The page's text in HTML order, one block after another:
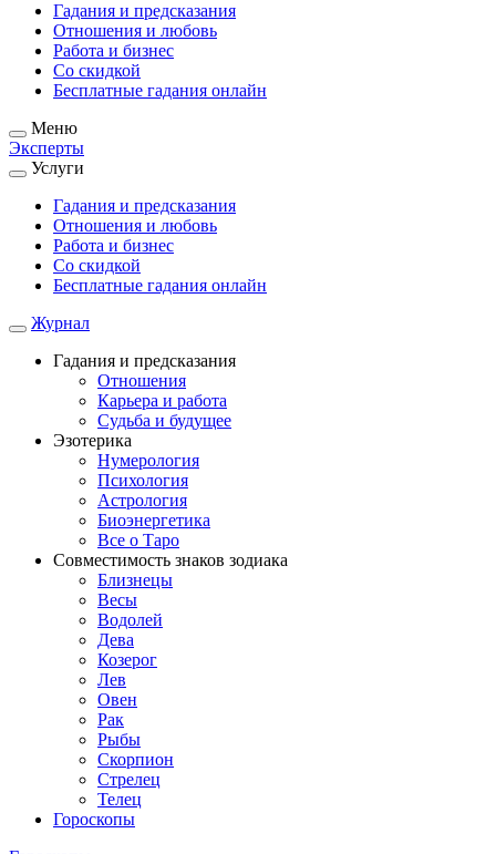
Гадания и предсказания
Отношения и любовь
Работа и бизнес
Со скидкой
Бесплатные гадания онлайн
Меню
Эксперты
Услуги
Гадания и предсказания
Отношения и любовь
Работа и бизнес
Со скидкой
Бесплатные гадания онлайн
Журнал
Гадания и предсказания
Отношения
Карьера и работа
Cудьба и будущее
Эзотерика
Нумерология
Психология
Астрология
Биоэнергетика
Все о Таро
Совместимость знаков зодиака
Близнецы
Весы
Водолей
Дева
Козерог
Лев
Овен
Рак
Рыбы
Скорпион
Стрелец
Телец
Гороскопы